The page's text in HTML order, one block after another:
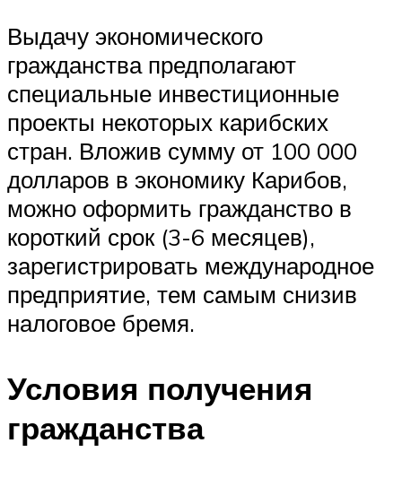
Выдачу экономического
гражданства предполагают
специальные инвестиционные
проекты некоторых карибских
стран. Вложив сумму от 100 000
долларов в экономику Карибов,
можно оформить гражданство в
короткий срок (3-6 месяцев),
зарегистрировать международное
предприятие, тем самым снизив
налоговое бремя.
Условия получения
гражданства